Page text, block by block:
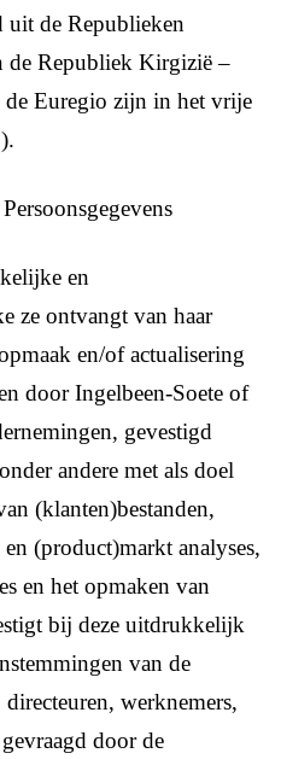
uit de Republieken
de Republiek Kirgizië –
de Euregio zijn in het vrije
en
ze ontvangt van haar
en/of actualisering
door Ingelbeen-Soete of
gevestigd
andere met als doel
(klanten)bestanden,
(product)markt analyses,
en het opmaken van
bij deze uitdrukkelijk
van de
werknemers,
door de